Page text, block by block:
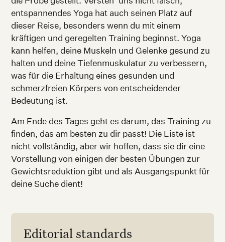
entspannendes Yoga hat auch seinen Platz auf
dieser Reise, besonders wenn du mit einem
kräftigen und geregelten Training beginnst. Yoga
kann helfen, deine Muskeln und Gelenke gesund zu
halten und deine Tiefenmuskulatur zu verbessern,
was für die Erhaltung eines gesunden und
schmerzfreien Körpers von entscheidender
Bedeutung ist.
Am Ende des Tages geht es darum, das Training zu
finden, das am besten zu dir passt! Die Liste ist
nicht vollständig, aber wir hoffen, dass sie dir eine
Vorstellung von einigen der besten Übungen zur
Gewichtsreduktion gibt und als Ausgangspunkt für
deine Suche dient!
Editorial standards